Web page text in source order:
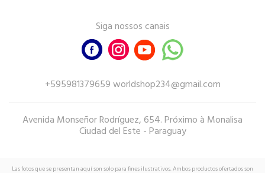
Siga nossos canais
+595981379659 worldshop234@gmail.com
Avenida Monseñor Rodríguez, 654. Próximo à Monalisa
Ciudad del Este - Paraguay
Las fotos que se presentan aquí son solo para fines ilustrativos. Ambos productos ofertados son